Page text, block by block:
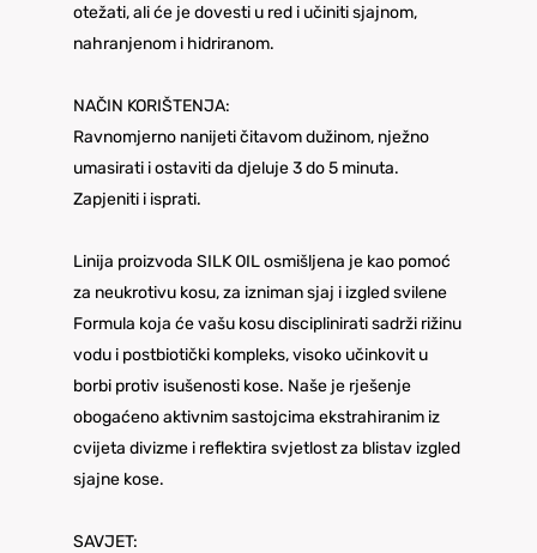
otežati, ali će je dovesti u red i učiniti sjajnom,
nahranjenom i hidriranom.
NAČIN KORIŠTENJA:
Ravnomjerno nanijeti čitavom dužinom, nježno
umasirati i ostaviti da djeluje 3 do 5 minuta.
Zapjeniti i isprati.
Linija proizvoda SILK OIL osmišljena je kao pomoć
za neukrotivu kosu, za izniman sjaj i izgled svilene
Formula koja će vašu kosu disciplinirati sadrži rižinu
vodu i postbiotički kompleks, visoko učinkovit u
borbi protiv isušenosti kose. Naše je rješenje
obogaćeno aktivnim sastojcima ekstrahiranim iz
cvijeta divizme i reflektira svjetlost za blistav izgled
sjajne kose.
SAVJET: